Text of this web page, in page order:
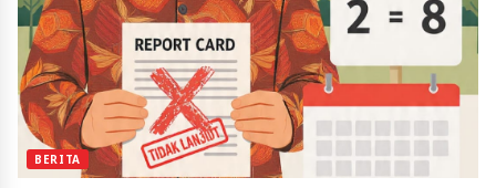
BERITA